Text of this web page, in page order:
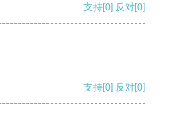
支持[0] 反对[0]
支持[0] 反对[0]